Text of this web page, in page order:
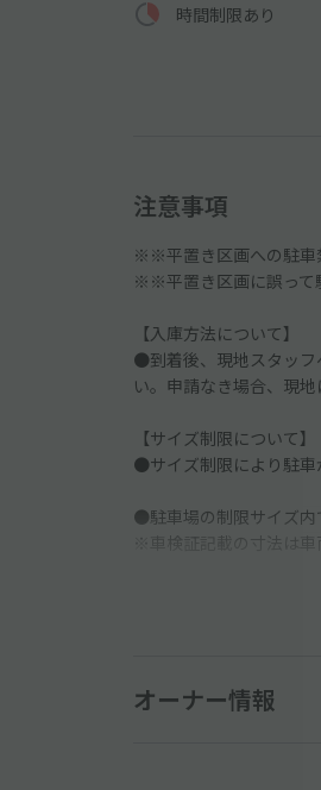
時間制限あり
注意事項
※※平置き区画への駐
※※平置き区画に誤って
【入庫方法について】
●到着後、現地スタッフ
い。申請なき場合、現地
【サイズ制限について】
●サイズ制限により駐車
●駐車場の制限サイズ内
※車検証記載の寸法は車
[ 利用可能サイズ制限
・ウイング、背面にスペ
オーナー情報